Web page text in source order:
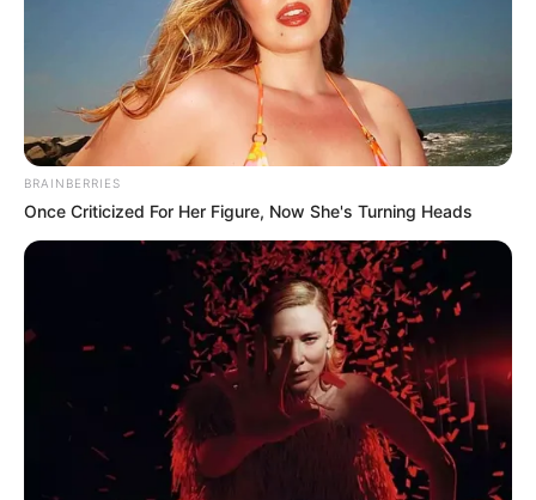
BRAINBERRIES
Once Criticized For Her Figure, Now She's Turning Heads